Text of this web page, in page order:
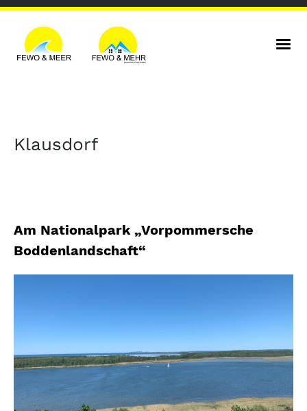
Klausdorf
Am Nationalpark „Vorpommersche
Boddenlandschaft“